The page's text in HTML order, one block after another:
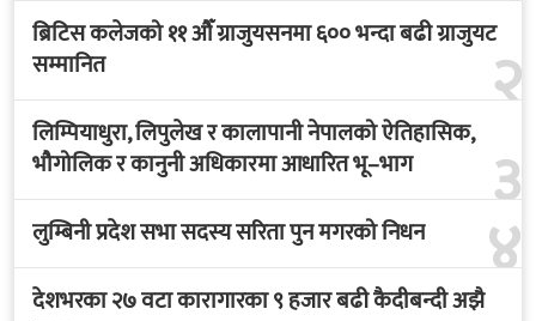
२
ब्रिटिस कलेजको ११ औँ ग्राजुयसनमा ६०० भन्दा बढी ग्राजुयट
सम्मानित
३
लिम्पियाधुरा, लिपुलेख र कालापानी नेपालको ऐतिहासिक,
भौगोलिक र कानुनी अधिकारमा आधारित भू–भाग
४
लुम्बिनी प्रदेश सभा सदस्य सरिता पुन मगरको निधन
देशभरका २७ वटा कारागारका ९ हजार बढी कैदीबन्दी अझै